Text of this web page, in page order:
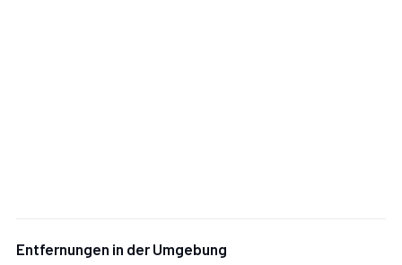
offen und ist ideal für Genießer:
Entfernungen in der Umgebung